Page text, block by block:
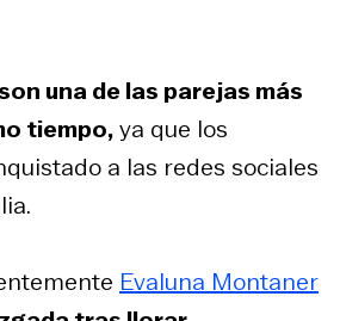
una de las parejas más
tiempo,ya que los
a las redes sociales
Evaluna Montaner